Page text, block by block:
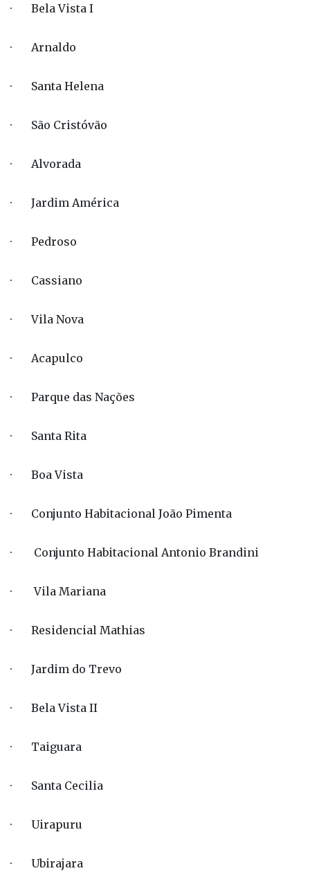
· Bela Vista I
· Arnaldo
· Santa Helena
· São Cristóvão
· Alvorada
· Jardim América
· Pedroso
· Cassiano
· Vila Nova
· Acapulco
· Parque das Nações
· Santa Rita
· Boa Vista
· Conjunto Habitacional João Pimenta
· Conjunto Habitacional Antonio Brandini
· Vila Mariana
· Residencial Mathias
· Jardim do Trevo
· Bela Vista II
· Taiguara
· Santa Cecilia
· Uirapuru
· Ubirajara